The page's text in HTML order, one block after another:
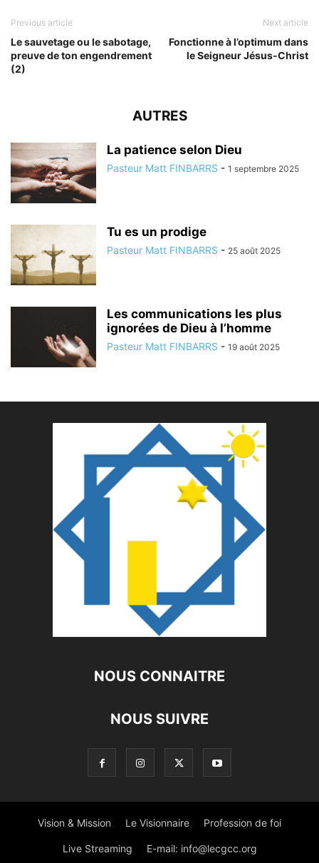
Previous article
Le sauvetage ou le sabotage,
preuve de ton engendrement
(2)
Next article
Fonctionne à l’optimum dans
le Seigneur Jésus-Christ
AUTRES
La patience selon Dieu
Pasteur Matt FINBARRS - 1 septembre 2025
Tu es un prodige
Pasteur Matt FINBARRS - 25 août 2025
Les communications les plus
ignorées de Dieu à l’homme
Pasteur Matt FINBARRS - 19 août 2025
NOUS CONNAITRE
NOUS SUIVRE
Vision & Mission Le Visionnaire Profession de foi
Live Streaming E-mail: info@lecgcc.org